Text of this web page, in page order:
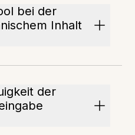
bei der
Inhalt
der